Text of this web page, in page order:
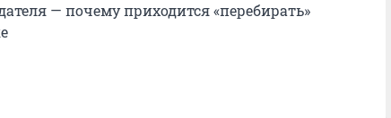
— почему приходится «перебирать»